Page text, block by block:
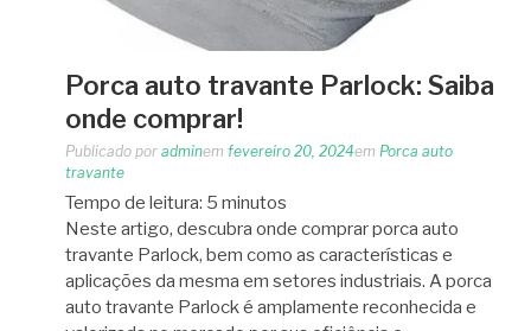
Porca auto travante Parlock: Saiba
onde comprar!
Publicado por adminem fevereiro 20, 2024em Porca auto
travante
Tempo de leitura: 5 minutos
Neste artigo, descubra onde comprar porca auto
travante Parlock, bem como as características e
aplicações da mesma em setores industriais. A porca
auto travante Parlock é amplamente reconhecida e